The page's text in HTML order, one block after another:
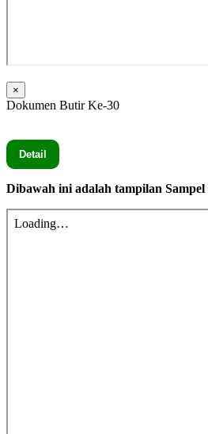
×
Dokumen Butir Ke-30
Detail
Dibawah ini adalah tampilan